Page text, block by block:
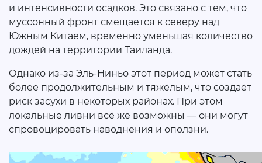
и интенсивности осадков. Это связано с тем, что
муссонный фронт смещается к северу над
Южным Китаем, временно уменьшая количество
дождей на территории Таиланда.
Однако из-за Эль-Ниньо этот период может стать
более продолжительным и тяжёлым, что создаёт
риск засухи в некоторых районах. При этом
локальные ливни всё же возможны — они могут
спровоцировать наводнения и оползни.